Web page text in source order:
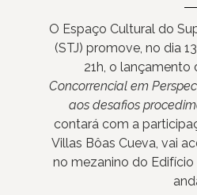
O Espaço Cultural do
(STJ) promove, no dia
21h, o
Concorrencial em
aos desafios
contará com a
Villas Bôas Cueva, vai
no mezanino do